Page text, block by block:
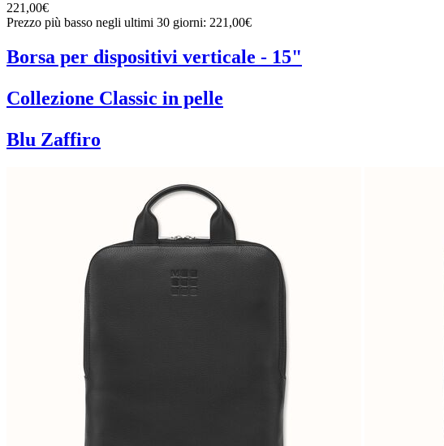
221,00€
Prezzo più basso negli ultimi 30 giorni: 221,00€
Borsa per dispositivi verticale - 15"
Collezione Classic in pelle
Blu Zaffiro